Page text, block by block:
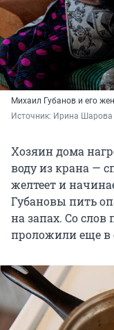
Михаил Губанов и его
Источник: Ирина Шарова
Хозяин дома
воду из крана —
желтеет и
Губановы пить
на запах. Со слов
проложили еще в